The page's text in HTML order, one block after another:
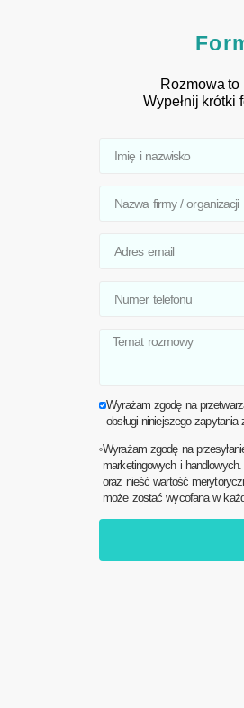
Rozmowa
Wypełnij krótki
Wyrażam zgodę na
obsługi niniejszego zapytania
Wyrażam zgodę na
marketingowych i
oraz nieść wartość
może zostać wycofana w